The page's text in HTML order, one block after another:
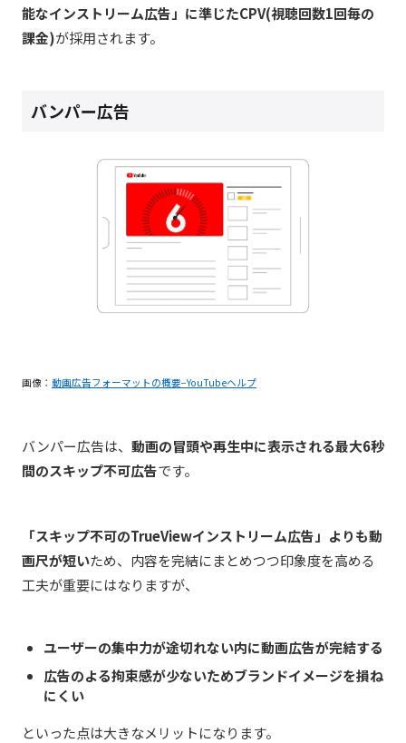
能なインストリーム広告」に準じたCPV(視聴回数1回毎の
課金)が採用されます。
バンパー広告
画像： 動画広告フォーマットの概要−YouTubeヘルプ
バンパー広告は、 動画の冒頭や再生中に表示される最大6秒
間のスキップ不可広告です。
「スキップ不可のTrueViewインストリーム広告」よりも動
画尺が短いため、内容を完結にまとめつつ印象度を高める
工夫が重要にはなりますが、
ユーザーの集中力が途切れない内に動画広告が完結する
広告のよる拘束感が少ないためブランドイメージを損ね
にくい
といった点は大きなメリットになります。